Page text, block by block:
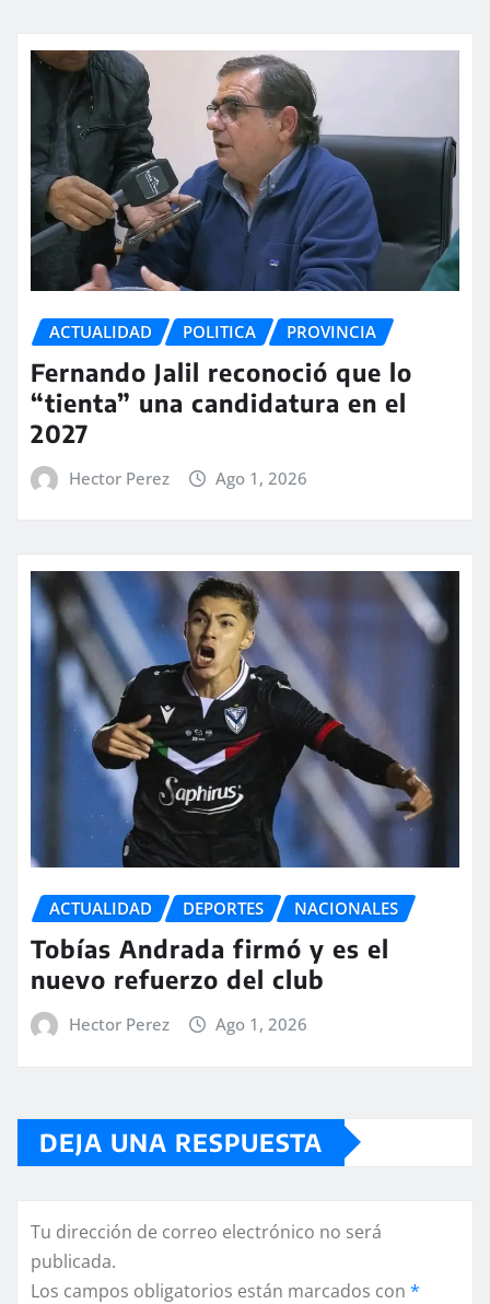
ACTUALIDAD POLITICA PROVINCIA
Fernando Jalil reconoció que lo
“tienta” una candidatura en el
2027
Hector Perez Ago 1, 2026
ACTUALIDAD DEPORTES NACIONALES
Tobías Andrada firmó y es el
nuevo refuerzo del club
Hector Perez Ago 1, 2026
DEJA UNA RESPUESTA
Tu dirección de correo electrónico no será
publicada.
Los campos obligatorios están marcados con *